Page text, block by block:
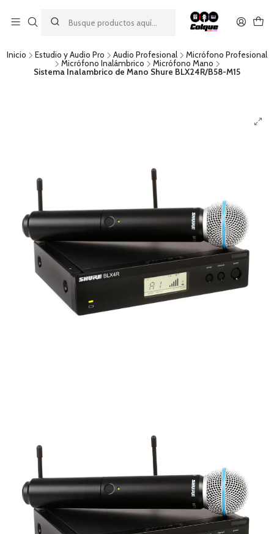
descuento por pago con transferencia bancaria
por una compra mínima de $49.990. Este descuento no es
acumulable a otras promociones ni aplicable a gastos de envío.
Inicio Estudio y Audio Pro Audio Profesional
Micrófono Profesional
Micrófono Inalámbrico
Micrófono Mano
Sistema Inalambrico de Mano Shure BLX24R/B58-M15